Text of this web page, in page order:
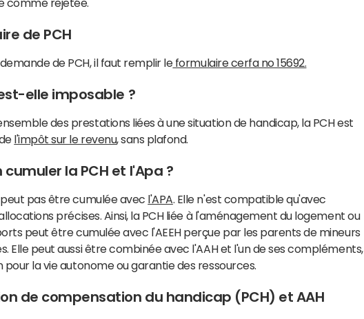
comme rejetée.
de PCH
de PCH, il faut remplir leformulaire cerfa no 15692.
est-elle imposable ?
des prestations liées à une situation de handicap, la PCH est
l'impôt sur le revenu, sans plafond.
cumuler la PCH et l'Apa ?
peut pas être cumulée avec l'APA . Elle n'est compatible qu'avec
précises. Ainsi, la PCH liée à l'aménagement du logement ou
peut être cumulée avec l'AEEH perçue par les parents de mineurs
Elle peut aussi être combinée avec l'AAH et l'un de ses compléments,
pour la vie autonome ou garantie des ressources.
de compensation du handicap (PCH) et AAH